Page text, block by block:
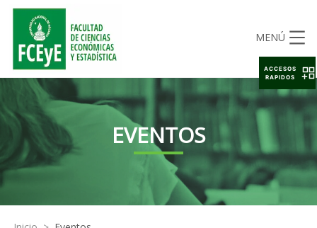
MENÚ
EVENTOS
ACCESOS
RAPIDOS